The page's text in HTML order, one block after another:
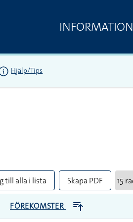
INFORMATION
Hjälp/Tips
till alla i lista Skapa PDF
FÖREKOMSTER